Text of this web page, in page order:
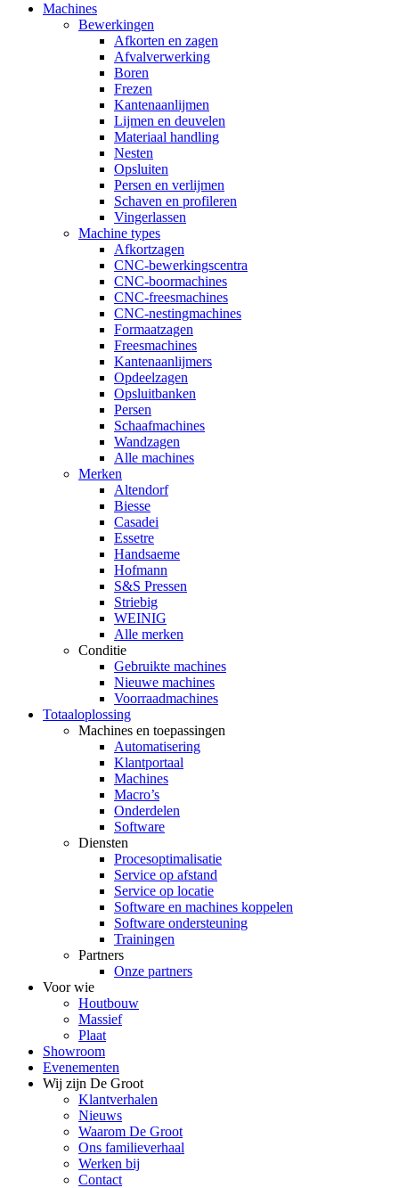
Machines
Bewerkingen
Afkorten en zagen
Afvalverwerking
Boren
Frezen
Kantenaanlijmen
Lijmen en deuvelen
Materiaal handling
Nesten
Opsluiten
Persen en verlijmen
Schaven en profileren
Vingerlassen
Machine types
Afkortzagen
CNC-bewerkingscentra
CNC-boormachines
CNC-freesmachines
CNC-nestingmachines
Formaatzagen
Freesmachines
Kantenaanlijmers
Opdeelzagen
Opsluitbanken
Persen
Schaafmachines
Wandzagen
Alle machines
Merken
Altendorf
Biesse
Casadei
Essetre
Handsaeme
Hofmann
S&S Pressen
Striebig
WEINIG
Alle merken
Conditie
Gebruikte machines
Nieuwe machines
Voorraadmachines
Totaaloplossing
Machines en toepassingen
Automatisering
Klantportaal
Machines
Macro’s
Onderdelen
Software
Diensten
Procesoptimalisatie
Service op afstand
Service op locatie
Software en machines koppelen
Software ondersteuning
Trainingen
Partners
Onze partners
Voor wie
Houtbouw
Massief
Plaat
Showroom
Evenementen
Wij zijn De Groot
Klantverhalen
Nieuws
Waarom De Groot
Ons familieverhaal
Werken bij
Contact